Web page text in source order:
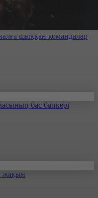
шыққан командалар
бас бапкері
жақын